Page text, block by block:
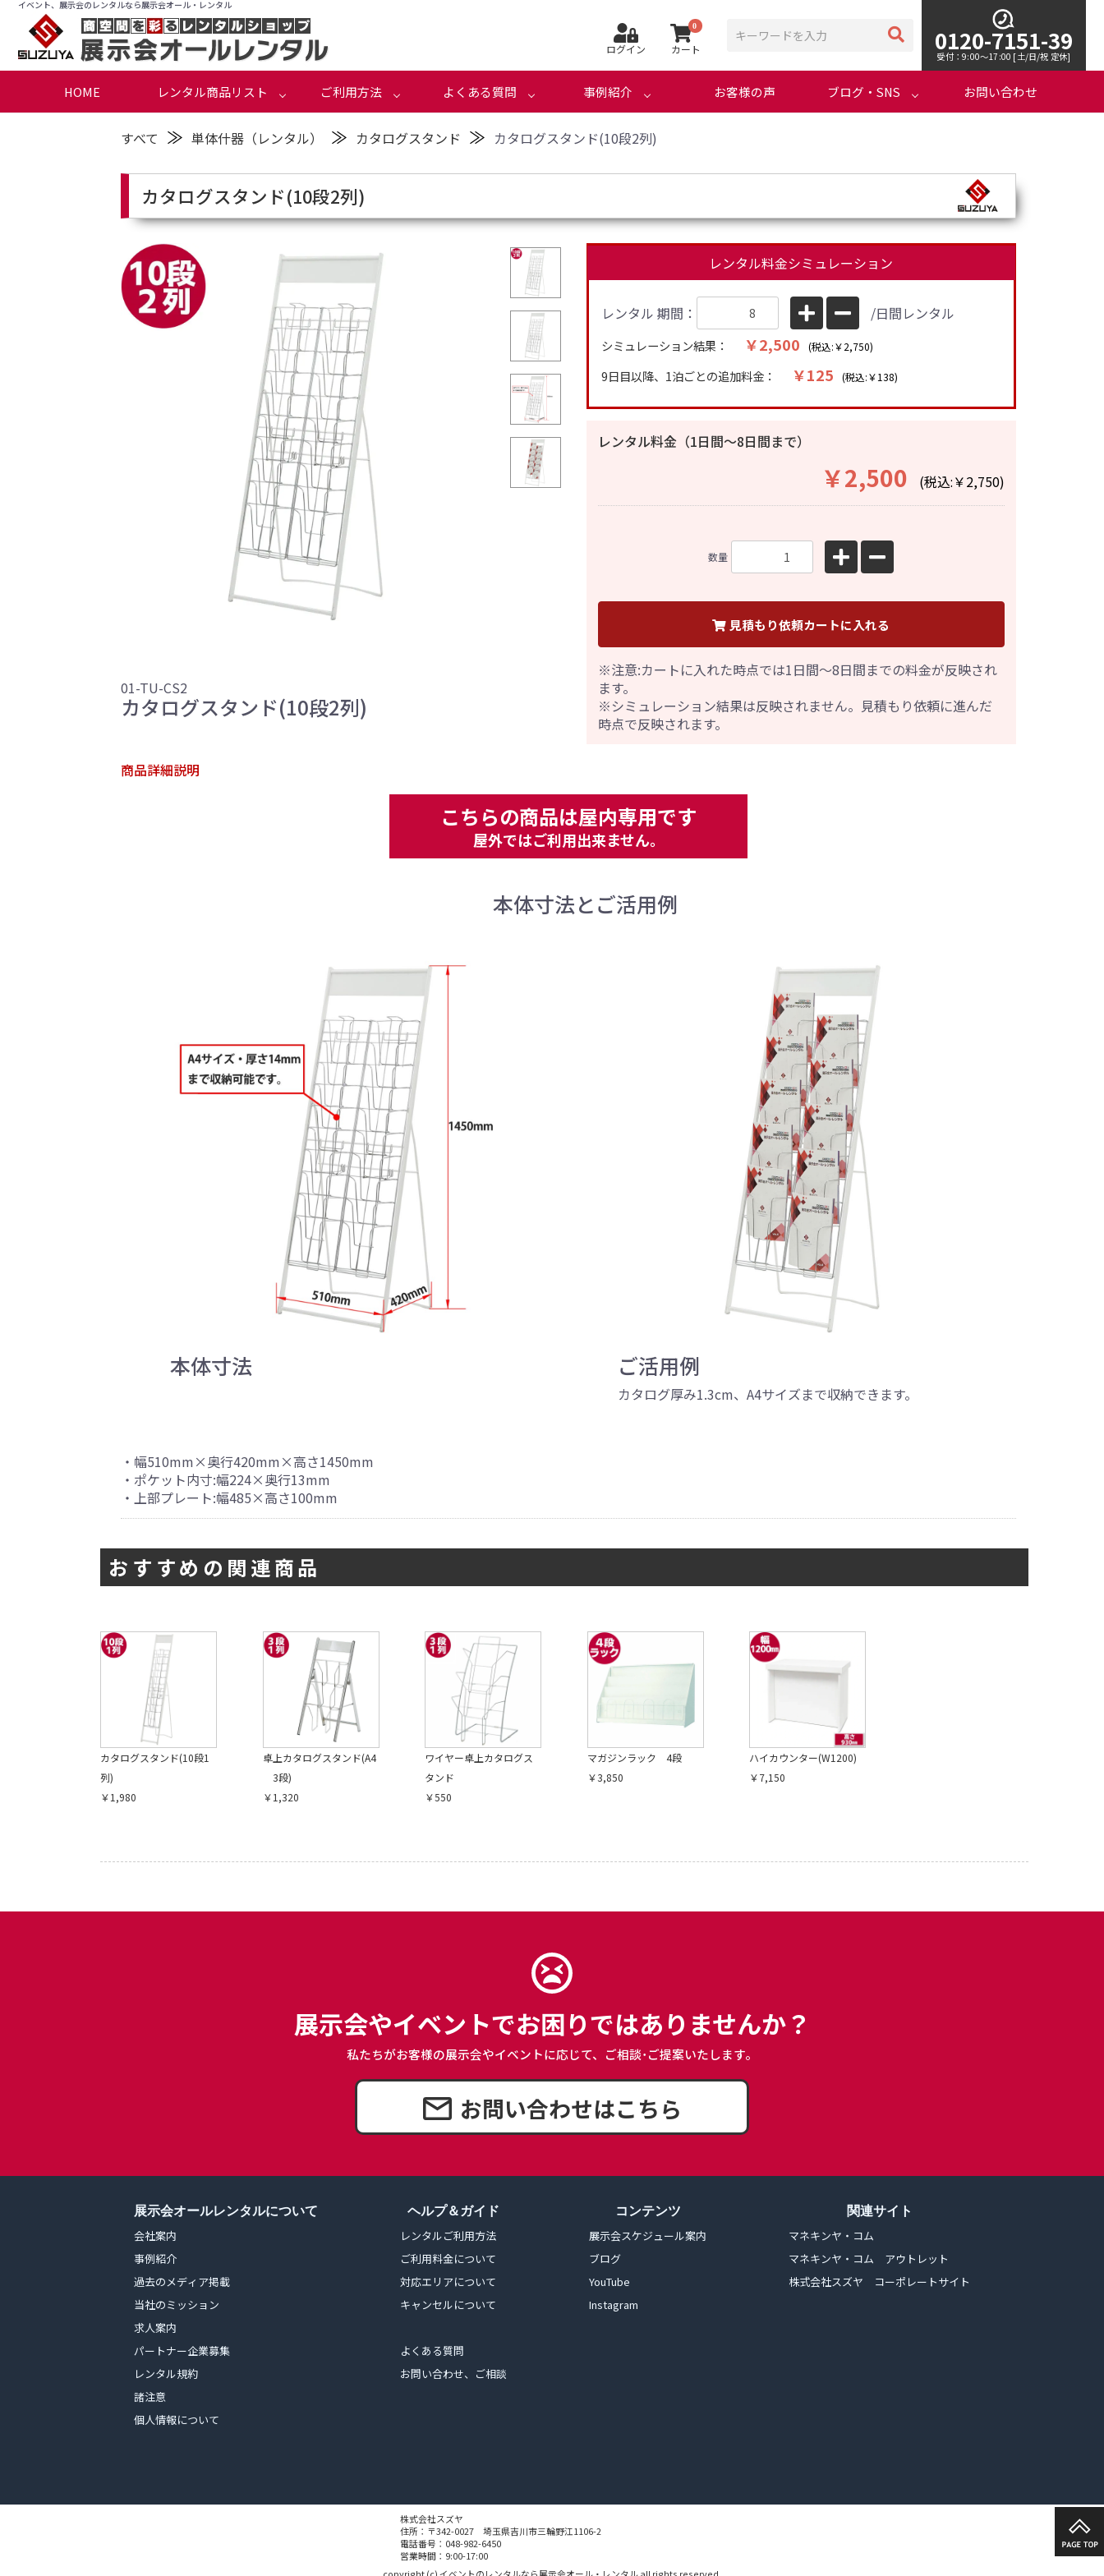
イベント、展示会のレンタルなら展示会オール・レンタル
ログイン
0
カート 0120-7151-39
受付：9:00～17:00 [土/日/祝 定休]
HOME レンタル商品リスト ご利用方法 よくある質問 事例紹介 お客様の声 ブログ・SNS お問い合わせ
すべて ≫ 単体什器（レンタル） ≫ カタログスタンド ≫ カタログスタンド(10段2列)
カタログスタンド(10段2列)
01-TU-CS2
カタログスタンド(10段2列)
レンタル料金シミュレーション
レンタル 期間： /日間レンタル
シミュレーション結果： ￥2,500 (税込:￥2,750)
9日目以降、1泊ごとの追加料金： ￥125 (税込:￥138)
レンタル料金（1日間〜8日間まで）
￥2,500 (税込:￥2,750)
数量
見積もり依頼カートに入れる
※注意:カートに入れた時点では1日間～8日間までの料金が反映され
ます。
※シミュレーション結果は反映されません。見積もり依頼に進んだ
時点で反映されます。
引続き他の商品も選ぶ
商品詳細説明
こちらの商品は屋内専用です
屋外ではご利用出来ません。
本体寸法とご活用例
本体寸法 ご活用例
カタログ厚み1.3cm、A4サイズまで収納できます。
・幅510mm×奥行420mm×高さ1450mm
・ポケット内寸:幅224×奥行13mm
・上部プレート:幅485×高さ100mm
おすすめの関連商品
カタログスタンド(10段1
列)
￥1,980
卓上カタログスタンド(A4
3段)
￥1,320
ワイヤー卓上カタログス
タンド
￥550
マガジンラック 4段
￥3,850
ハイカウンター(W1200)
￥7,150
展示会やイベントでお困りではありませんか？
私たちがお客様の展示会やイベントに応じて、 ご相談･ご提案いたします。
お問い合わせはこちら
展示会オールレンタルについて
会社案内
事例紹介
過去のメディア掲載
当社のミッション
求人案内
パートナー企業募集
レンタル規約
諸注意
個人情報について
ヘルプ＆ガイド
レンタルご利用方法
ご利用料金について
対応エリアについて
キャンセルについて
よくある質問
お問い合わせ、ご相談
コンテンツ
展示会スケジュール案内
ブログ
YouTube
Instagram
関連サイト
マネキンヤ・コム
マネキンヤ・コム アウトレット
株式会社スズヤ コーポレートサイト
株式会社スズヤ
住所：〒342-0027 埼玉県吉川市三輪野江1106-2
電話番号：048-982-6450
営業時間：9:00-17:00